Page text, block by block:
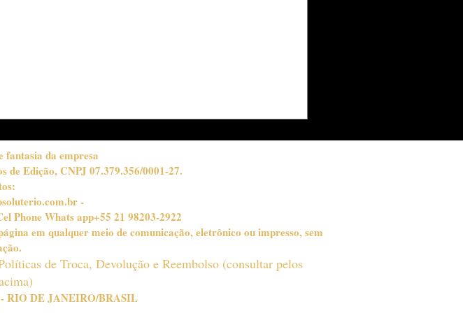
Botafogo em palco de
da empresa
de Edição, CNPJ 07.379.356/0001-27.
-
Phone Whats app+55 21 98203-2922
em qualquer meio de comunicação, eletrônico ou impresso, sem
de Troca, Devolução e Reembolso (consultar pelos
- RIO DE JANEIRO/BRASIL